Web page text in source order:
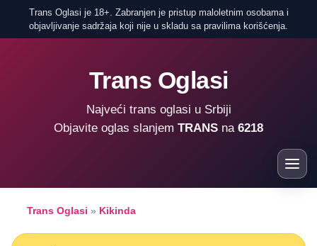
Trans Oglasi je 18+. Zabranjen je pristup maloletnim osobama i
objavljivanje sadržaja koji nije u skladu sa pravilima korišćenja.
Trans Oglasi
Najveći trans oglasi u Srbiji
Objavite oglas slanjem TRANS na 6218
Trans Oglasi » Kikinda